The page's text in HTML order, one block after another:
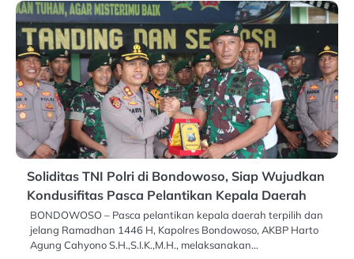
Soliditas TNI Polri di Bondowoso, Siap Wujudkan
Kondusifitas Pasca Pelantikan Kepala Daerah
BONDOWOSO – Pasca pelantikan kepala daerah terpilih dan
jelang Ramadhan 1446 H, Kapolres Bondowoso, AKBP Harto
Agung Cahyono S.H.,S.I.K.,M.H., melaksanakan…